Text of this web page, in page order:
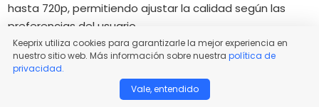
Keeprix utiliza cookies para garantizarle la mejor experiencia en
nuestro sitio web. Más información sobre nuestra política de
privacidad.
Vale, entendido
hasta 720p, permitiendo ajustar la calidad según las
preferencias del usuario.
Compatibilidad de formatos:Los vídeos se pueden